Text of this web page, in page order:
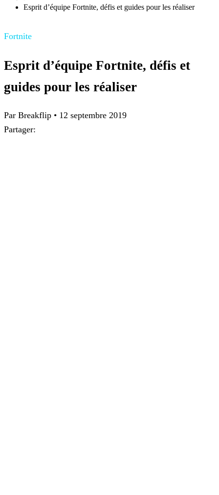
Esprit d’équipe Fortnite, défis et guides pour les réaliser
Fortnite
Esprit d’équipe Fortnite, défis et
guides pour les réaliser
Par Breakflip • 12 septembre 2019
Partager: